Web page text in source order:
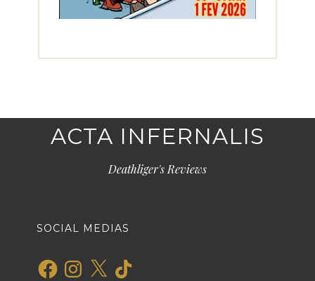
ACTA INFERNALIS
Deathliger's Reviews
SOCIAL MEDIAS
FacebookInstagram
X TikTok